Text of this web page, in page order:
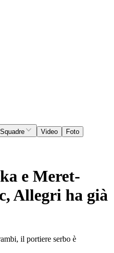
Squadre Video Foto
e Meret-
Allegri ha già
il portiere serbo è